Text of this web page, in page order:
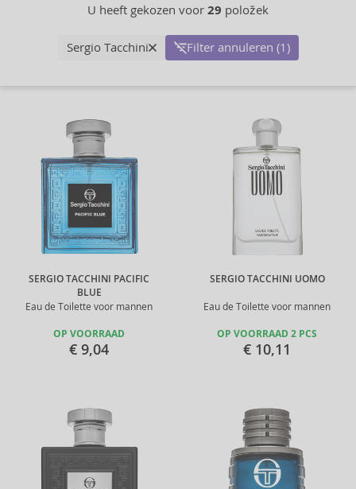
U heeft gekozen voor 29 položek
Sergio Tacchini Filter annuleren (1)
SERGIO TACCHINI PACIFIC
BLUE
Eau de Toilette voor mannen
OP VOORRAAD
€ 9,04
SERGIO TACCHINI UOMO
Eau de Toilette voor mannen
OP VOORRAAD 2 PCS
€ 10,11